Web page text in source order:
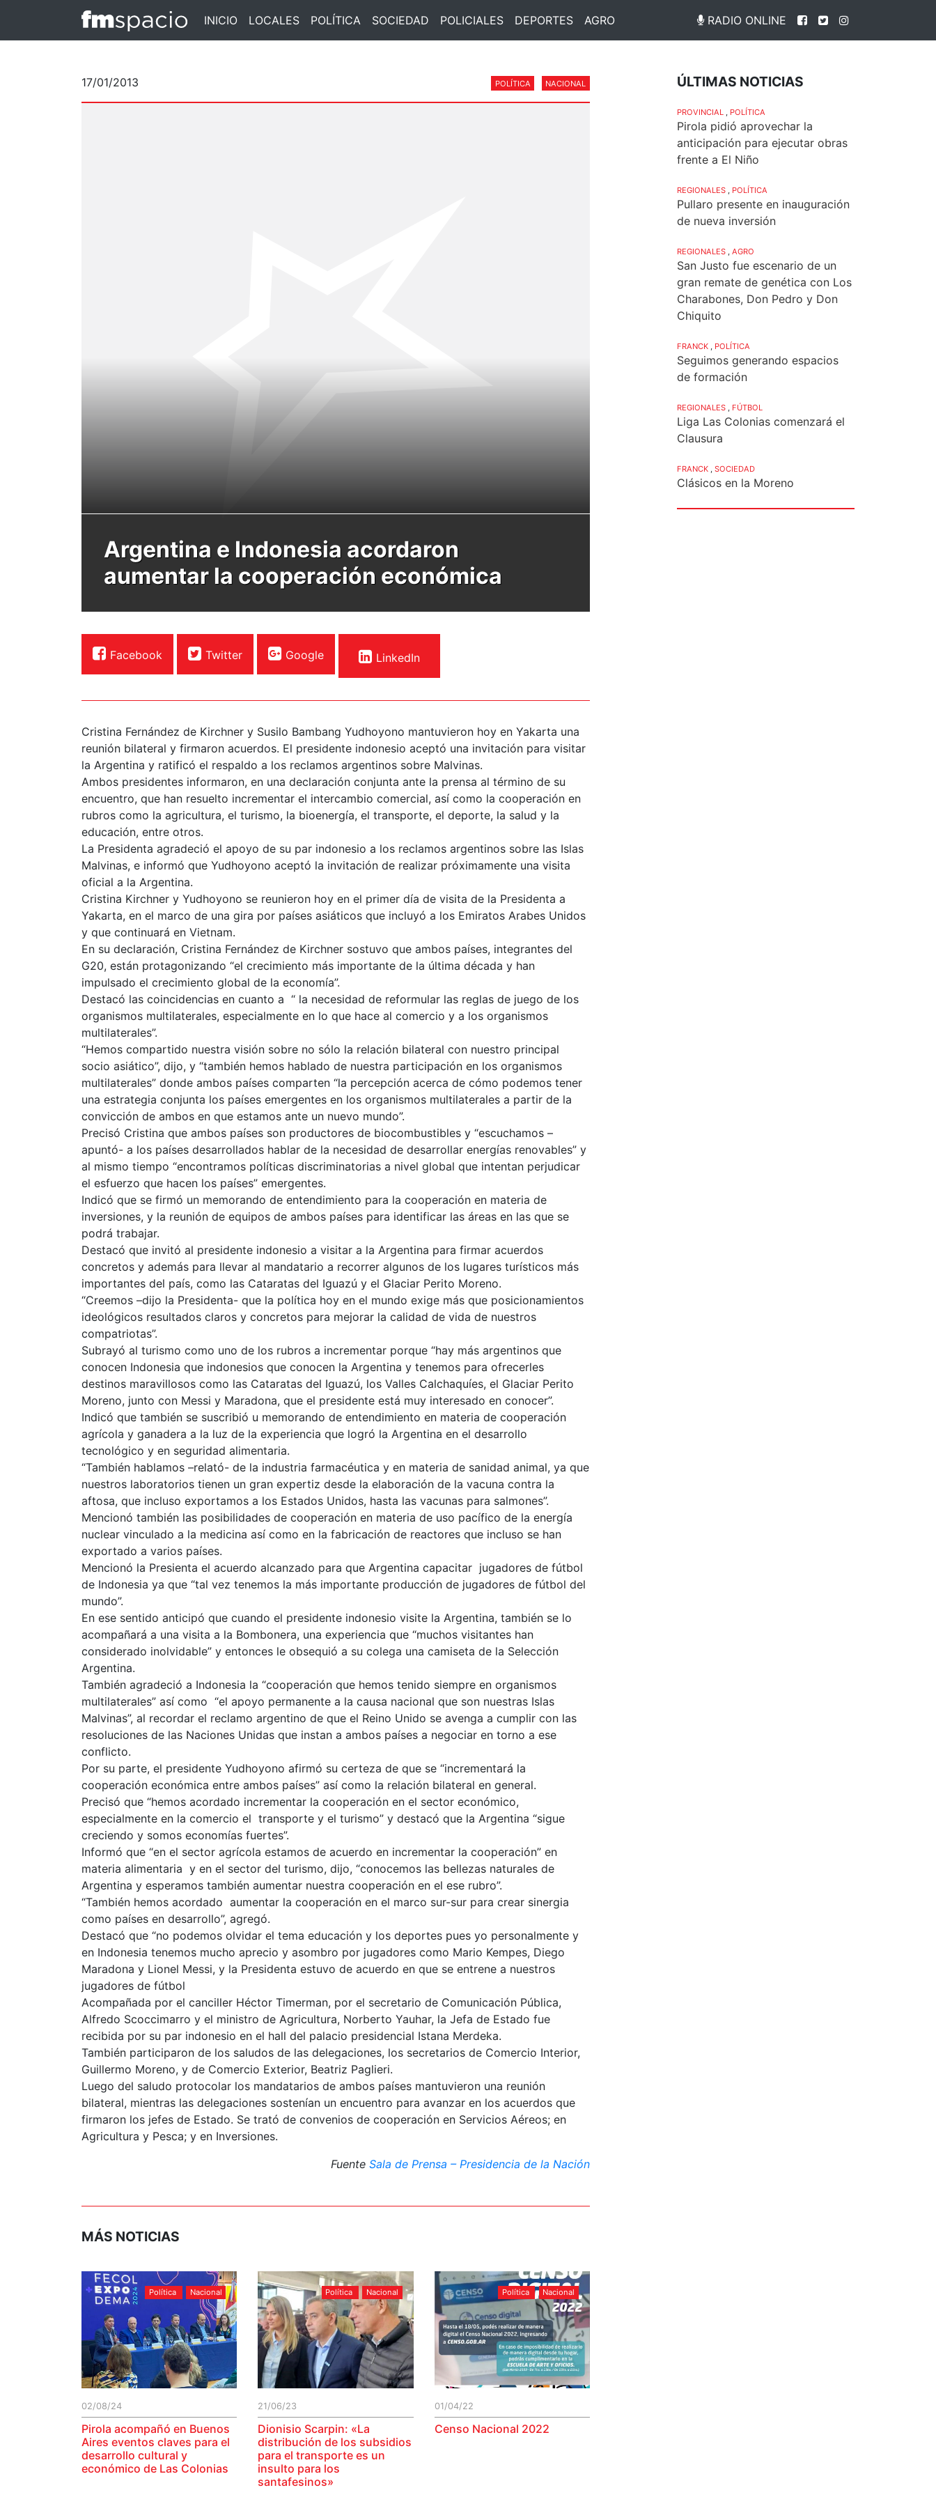
INICIO LOCALES POLÍTICA SOCIEDAD POLICIALES DEPORTES AGRO RADIO ONLINE
17/01/2013 POLÍTICA NACIONAL
Argentina e Indonesia acordaron
aumentar la cooperación económica
Facebook Twitter Google LinkedIn
Cristina Fernández de Kirchner y Susilo Bambang Yudhoyono mantuvieron hoy en Yakarta una
reunión bilateral y firmaron acuerdos. El presidente indonesio aceptó una invitación para visitar
la Argentina y ratificó el respaldo a los reclamos argentinos sobre Malvinas.
Ambos presidentes informaron, en una declaración conjunta ante la prensa al término de su
encuentro, que han resuelto incrementar el intercambio comercial, así como la cooperación en
rubros como la agricultura, el turismo, la bioenergía, el transporte, el deporte, la salud y la
educación, entre otros.
La Presidenta agradeció el apoyo de su par indonesio a los reclamos argentinos sobre las Islas
Malvinas, e informó que Yudhoyono aceptó la invitación de realizar próximamente una visita
oficial a la Argentina.
Cristina Kirchner y Yudhoyono se reunieron hoy en el primer día de visita de la Presidenta a
Yakarta, en el marco de una gira por países asiáticos que incluyó a los Emiratos Arabes Unidos
y que continuará en Vietnam.
En su declaración, Cristina Fernández de Kirchner sostuvo que ambos países, integrantes del
G20, están protagonizando “el crecimiento más importante de la última década y han
impulsado el crecimiento global de la economía”.
Destacó las coincidencias en cuanto a “ la necesidad de reformular las reglas de juego de los
organismos multilaterales, especialmente en lo que hace al comercio y a los organismos
multilaterales”.
“Hemos compartido nuestra visión sobre no sólo la relación bilateral con nuestro principal
socio asiático”, dijo, y “también hemos hablado de nuestra participación en los organismos
multilaterales” donde ambos países comparten “la percepción acerca de cómo podemos tener
una estrategia conjunta los países emergentes en los organismos multilaterales a partir de la
convicción de ambos en que estamos ante un nuevo mundo”.
Precisó Cristina que ambos países son productores de biocombustibles y “escuchamos –
apuntó- a los países desarrollados hablar de la necesidad de desarrollar energías renovables” y
al mismo tiempo “encontramos políticas discriminatorias a nivel global que intentan perjudicar
el esfuerzo que hacen los países” emergentes.
Indicó que se firmó un memorando de entendimiento para la cooperación en materia de
inversiones, y la reunión de equipos de ambos países para identificar las áreas en las que se
podrá trabajar.
Destacó que invitó al presidente indonesio a visitar a la Argentina para firmar acuerdos
concretos y además para llevar al mandatario a recorrer algunos de los lugares turísticos más
importantes del país, como las Cataratas del Iguazú y el Glaciar Perito Moreno.
“Creemos –dijo la Presidenta- que la política hoy en el mundo exige más que posicionamientos
ideológicos resultados claros y concretos para mejorar la calidad de vida de nuestros
compatriotas”.
Subrayó al turismo como uno de los rubros a incrementar porque “hay más argentinos que
conocen Indonesia que indonesios que conocen la Argentina y tenemos para ofrecerles
destinos maravillosos como las Cataratas del Iguazú, los Valles Calchaquíes, el Glaciar Perito
Moreno, junto con Messi y Maradona, que el presidente está muy interesado en conocer”.
Indicó que también se suscribió u memorando de entendimiento en materia de cooperación
agrícola y ganadera a la luz de la experiencia que logró la Argentina en el desarrollo
tecnológico y en seguridad alimentaria.
“También hablamos –relató- de la industria farmacéutica y en materia de sanidad animal, ya que
nuestros laboratorios tienen un gran expertiz desde la elaboración de la vacuna contra la
aftosa, que incluso exportamos a los Estados Unidos, hasta las vacunas para salmones”.
Mencionó también las posibilidades de cooperación en materia de uso pacífico de la energía
nuclear vinculado a la medicina así como en la fabricación de reactores que incluso se han
exportado a varios países.
Mencionó la Presienta el acuerdo alcanzado para que Argentina capacitar jugadores de fútbol
de Indonesia ya que “tal vez tenemos la más importante producción de jugadores de fútbol del
mundo”.
En ese sentido anticipó que cuando el presidente indonesio visite la Argentina, también se lo
acompañará a una visita a la Bombonera, una experiencia que “muchos visitantes han
considerado inolvidable” y entonces le obsequió a su colega una camiseta de la Selección
Argentina.
También agradeció a Indonesia la “cooperación que hemos tenido siempre en organismos
multilaterales” así como “el apoyo permanente a la causa nacional que son nuestras Islas
Malvinas”, al recordar el reclamo argentino de que el Reino Unido se avenga a cumplir con las
resoluciones de las Naciones Unidas que instan a ambos países a negociar en torno a ese
conflicto.
Por su parte, el presidente Yudhoyono afirmó su certeza de que se “incrementará la
cooperación económica entre ambos países” así como la relación bilateral en general.
Precisó que “hemos acordado incrementar la cooperación en el sector económico,
especialmente en la comercio el transporte y el turismo” y destacó que la Argentina “sigue
creciendo y somos economías fuertes”.
Informó que “en el sector agrícola estamos de acuerdo en incrementar la cooperación” en
materia alimentaria y en el sector del turismo, dijo, “conocemos las bellezas naturales de
Argentina y esperamos también aumentar nuestra cooperación en el ese rubro”.
“También hemos acordado aumentar la cooperación en el marco sur-sur para crear sinergia
como países en desarrollo”, agregó.
Destacó que “no podemos olvidar el tema educación y los deportes pues yo personalmente y
en Indonesia tenemos mucho aprecio y asombro por jugadores como Mario Kempes, Diego
Maradona y Lionel Messi, y la Presidenta estuvo de acuerdo en que se entrene a nuestros
jugadores de fútbol
Acompañada por el canciller Héctor Timerman, por el secretario de Comunicación Pública,
Alfredo Scoccimarro y el ministro de Agricultura, Norberto Yauhar, la Jefa de Estado fue
recibida por su par indonesio en el hall del palacio presidencial Istana Merdeka.
También participaron de los saludos de las delegaciones, los secretarios de Comercio Interior,
Guillermo Moreno, y de Comercio Exterior, Beatriz Paglieri.
Luego del saludo protocolar los mandatarios de ambos países mantuvieron una reunión
bilateral, mientras las delegaciones sostenían un encuentro para avanzar en los acuerdos que
firmaron los jefes de Estado. Se trató de convenios de cooperación en Servicios Aéreos; en
Agricultura y Pesca; y en Inversiones.
Fuente Sala de Prensa – Presidencia de la Nación
MÁS NOTICIAS
Política Nacional
02/08/24
Pirola acompañó en Buenos
Aires eventos claves para el
desarrollo cultural y
económico de Las Colonias
Política Nacional
21/06/23
Dionisio Scarpin: «La
distribución de los subsidios
para el transporte es un
insulto para los
santafesinos»
Política Nacional
01/04/22
Censo Nacional 2022
ÚLTIMAS NOTICIAS
PROVINCIAL POLÍTICA
Pirola pidió aprovechar la
anticipación para ejecutar obras
frente a El Niño
REGIONALES POLÍTICA
Pullaro presente en inauguración
de nueva inversión
REGIONALES AGRO
San Justo fue escenario de un
gran remate de genética con Los
Charabones, Don Pedro y Don
Chiquito
FRANCK POLÍTICA
Seguimos generando espacios
de formación
REGIONALES FÚTBOL
Liga Las Colonias comenzará el
Clausura
FRANCK SOCIEDAD
Clásicos en la Moreno